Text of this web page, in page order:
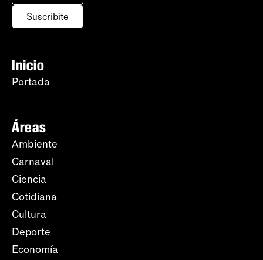
Suscribite
Inicio
Portada
Áreas
Ambiente
Carnaval
Ciencia
Cotidiana
Cultura
Deporte
Economía